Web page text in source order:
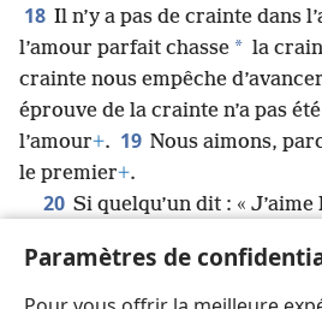
Paramètres de
18 Il n’y a pas de crainte dans
l’amour parfait chasse * la
crainte nous empêche
éprouve de la crainte n’a pas
l’amour+. 19 Nous aimons,
le premier+.
20 Si quelqu’un dit : «
n’aime pas son frère+, qu’il voit,
Dieu, qu’il ne voit pas+. 21 Et